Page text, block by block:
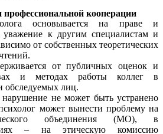
кооперации
основывается на праве и
уважение к другим специалистам и
от собственных теоретических
от публичных оценок и
и методах работы коллег в
обследуемых лиц.
нарушение не может быть устранено
может вынести проблему на
объединения (МО), в
– на этическую комиссию